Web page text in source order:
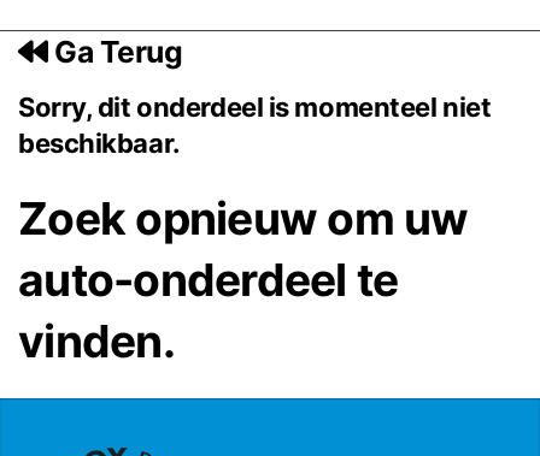
Ga Terug
Sorry, dit onderdeel is momenteel niet
beschikbaar.
Zoek opnieuw om uw
auto-onderdeel te
vinden.